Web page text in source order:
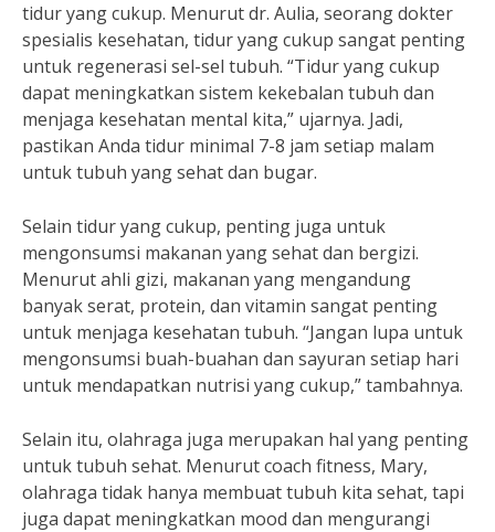
tidur yang cukup. Menurut dr. Aulia, seorang dokter
spesialis kesehatan, tidur yang cukup sangat penting
untuk regenerasi sel-sel tubuh. “Tidur yang cukup
dapat meningkatkan sistem kekebalan tubuh dan
menjaga kesehatan mental kita,” ujarnya. Jadi,
pastikan Anda tidur minimal 7-8 jam setiap malam
untuk tubuh yang sehat dan bugar.
Selain tidur yang cukup, penting juga untuk
mengonsumsi makanan yang sehat dan bergizi.
Menurut ahli gizi, makanan yang mengandung
banyak serat, protein, dan vitamin sangat penting
untuk menjaga kesehatan tubuh. “Jangan lupa untuk
mengonsumsi buah-buahan dan sayuran setiap hari
untuk mendapatkan nutrisi yang cukup,” tambahnya.
Selain itu, olahraga juga merupakan hal yang penting
untuk tubuh sehat. Menurut coach fitness, Mary,
olahraga tidak hanya membuat tubuh kita sehat, tapi
juga dapat meningkatkan mood dan mengurangi